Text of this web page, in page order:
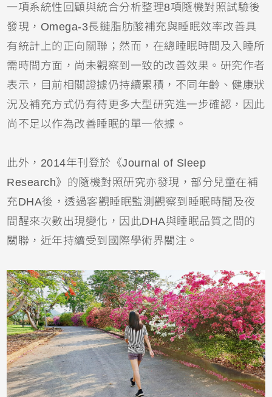
一項系統性回顧與統合分析整理8項隨機對照試驗後
發現，Omega-3長鏈脂肪酸補充與睡眠效率改善具
有統計上的正向關聯；然而，在總睡眠時間及入睡所
需時間方面，尚未觀察到一致的改善效果。研究作者
表示，目前相關證據仍持續累積，不同年齡、健康狀
況及補充方式仍有待更多大型研究進一步確認，因此
尚不足以作為改善睡眠的單一依據。
此外，2014年刊登於《Journal of Sleep
Research》的隨機對照研究亦發現，部分兒童在補
充DHA後，透過客觀睡眠監測觀察到睡眠時間及夜
間醒來次數出現變化，因此DHA與睡眠品質之間的
關聯，近年持續受到國際學術界關注。